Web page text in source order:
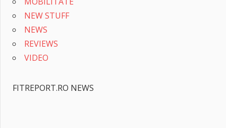
NEW STUFF
NEWS
REVIEWS
VIDEO
FITREPORT.RO NEWS